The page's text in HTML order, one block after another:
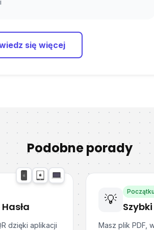
się więcej
Podobne porady
dzięki aplikacji
💡
Masz plik PDF,